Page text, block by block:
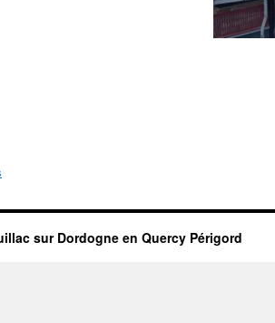
sur Dordogne en Quercy Périgord